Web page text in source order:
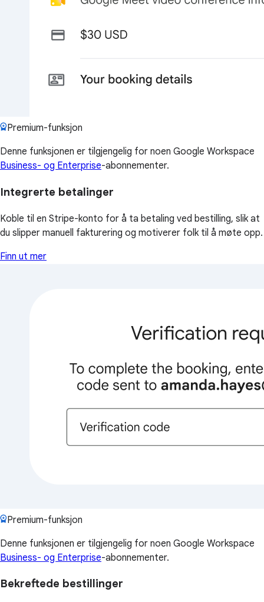
Premium-funksjon
Denne funksjonen er tilgjengelig for noen Google Workspace
Business- og Enterprise-abonnementer.
Integrerte betalinger
Koble til en Stripe-konto for å ta betaling ved bestilling, slik at
du slipper manuell fakturering og motiverer folk til å møte opp.
Finn ut mer
Premium-funksjon
Denne funksjonen er tilgjengelig for noen Google Workspace
Business- og Enterprise-abonnementer.
Bekreftede bestillinger